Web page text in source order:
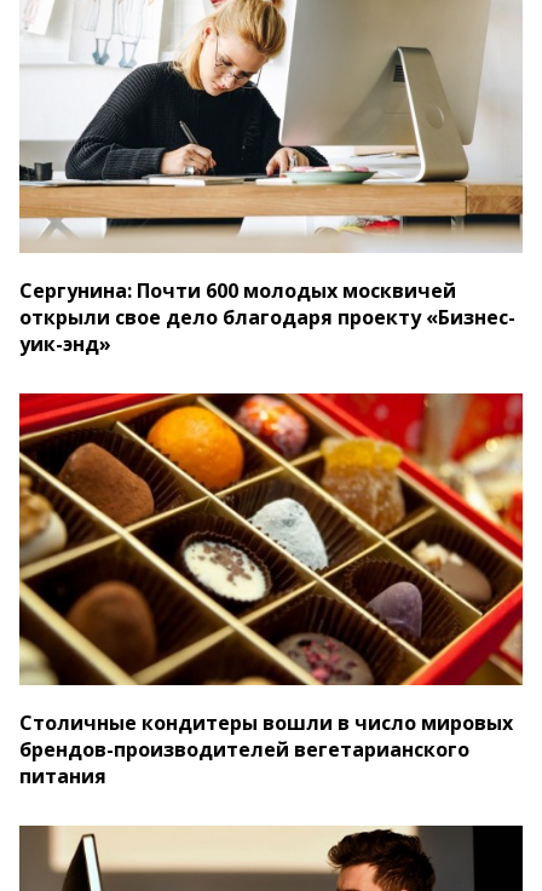
Сергунина: Почти 600 молодых москвичей
открыли свое дело благодаря проекту «Бизнес-
уик-энд»
Столичные кондитеры вошли в число мировых
брендов-производителей вегетарианского
питания